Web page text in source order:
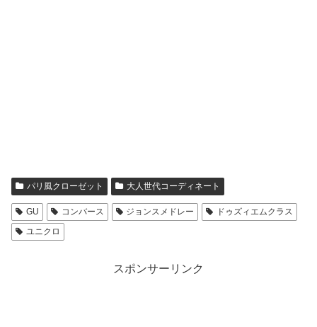
パリ風クローゼット 大人世代コーディネート
GU コンバース ジョンスメドレー
ドゥズィエムクラス
ユニクロ
スポンサーリンク